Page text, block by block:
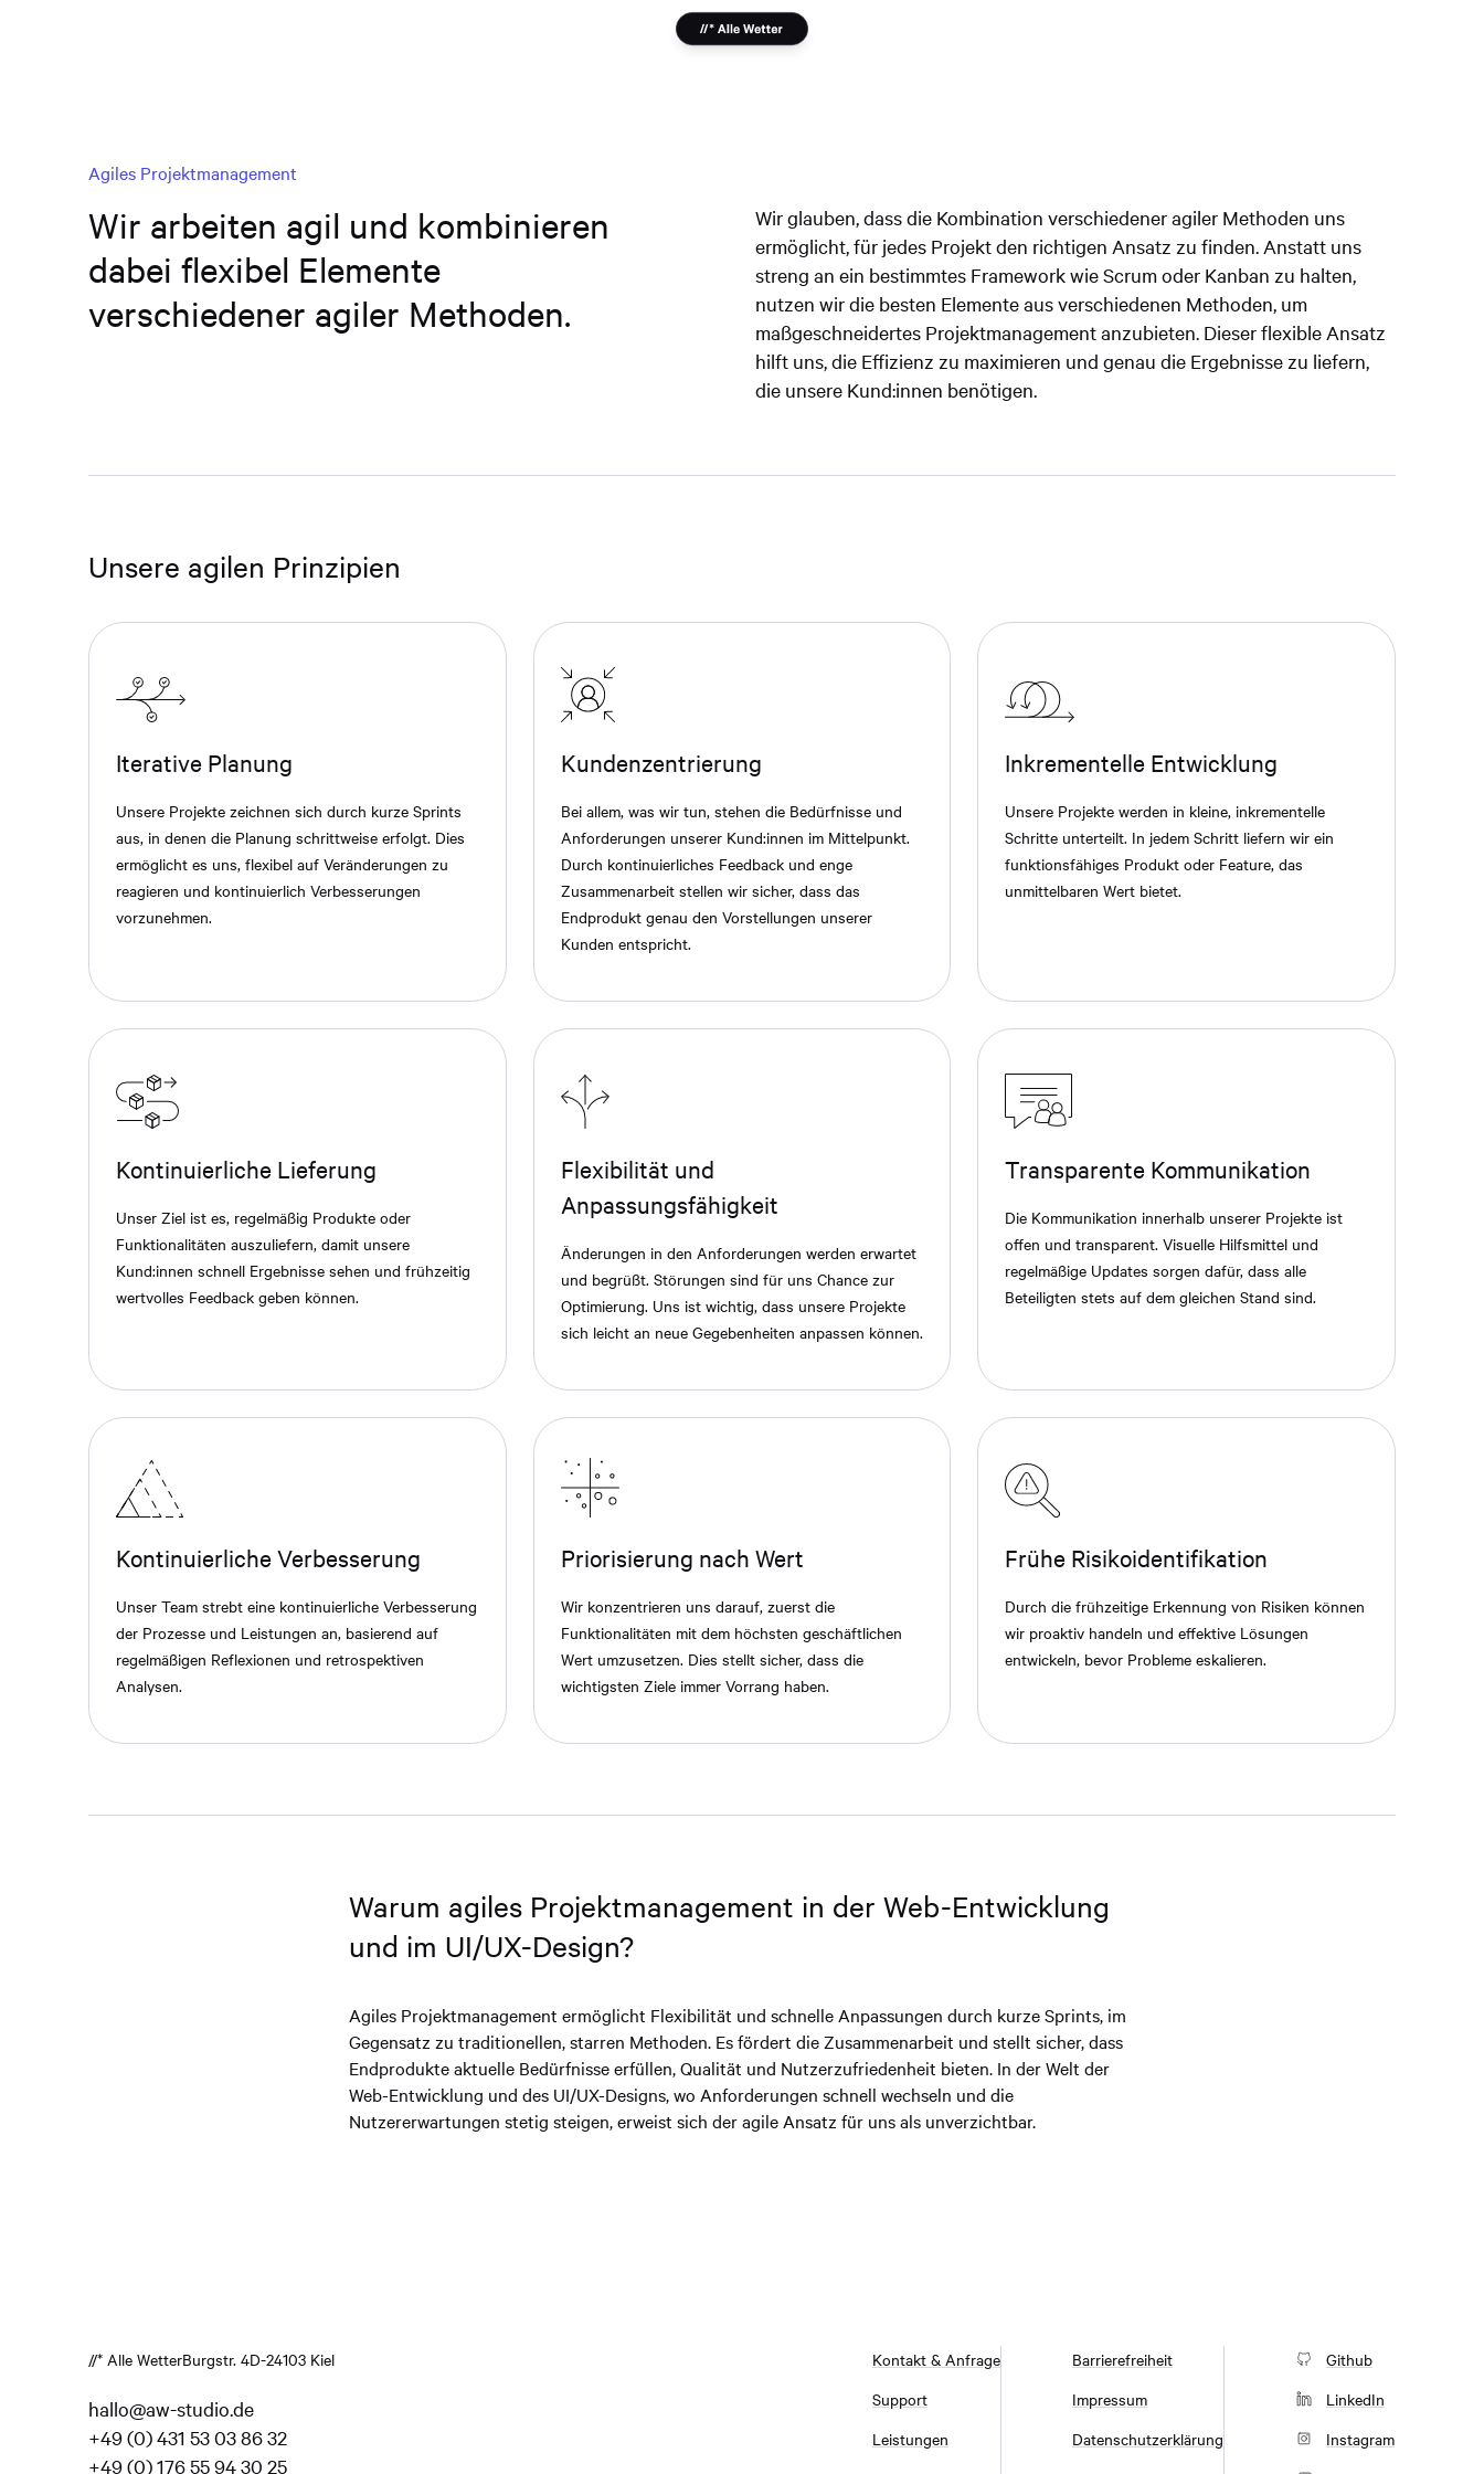
Agiles Projektmanagement
Wir arbeiten agil und kombinieren
dabei flexibel Elemente
verschiedener agiler Methoden.
Wir glauben, dass die Kombination verschiedener agiler Methoden uns
ermöglicht, für jedes Projekt den richtigen Ansatz zu finden. Anstatt uns
streng an ein bestimmtes Framework wie Scrum oder Kanban zu halten,
nutzen wir die besten Elemente aus verschiedenen Methoden, um
maßgeschneidertes Projektmanagement anzubieten. Dieser flexible Ansatz
hilft uns, die Effizienz zu maximieren und genau die Ergebnisse zu liefern,
die unsere Kund:innen benötigen.
Unsere agilen Prinzipien
Iterative Planung
Unsere Projekte zeichnen sich durch kurze Sprints
aus, in denen die Planung schrittweise erfolgt. Dies
ermöglicht es uns, flexibel auf Veränderungen zu
reagieren und kontinuierlich Verbesserungen
vorzunehmen.
Kundenzentrierung
Bei allem, was wir tun, stehen die Bedürfnisse und
Anforderungen unserer Kund:innen im Mittelpunkt.
Durch kontinuierliches Feedback und enge
Zusammenarbeit stellen wir sicher, dass das
Endprodukt genau den Vorstellungen unserer
Kunden entspricht.
Inkrementelle Entwicklung
Unsere Projekte werden in kleine, inkrementelle
Schritte unterteilt. In jedem Schritt liefern wir ein
funktionsfähiges Produkt oder Feature, das
unmittelbaren Wert bietet.
Kontinuierliche Lieferung
Unser Ziel ist es, regelmäßig Produkte oder
Funktionalitäten auszuliefern, damit unsere
Kund:innen schnell Ergebnisse sehen und frühzeitig
wertvolles Feedback geben können.
Flexibilität und
Anpassungsfähigkeit
Änderungen in den Anforderungen werden erwartet
und begrüßt. Störungen sind für uns Chance zur
Optimierung. Uns ist wichtig, dass unsere Projekte
sich leicht an neue Gegebenheiten anpassen können.
Transparente Kommunikation
Die Kommunikation innerhalb unserer Projekte ist
offen und transparent. Visuelle Hilfsmittel und
regelmäßige Updates sorgen dafür, dass alle
Beteiligten stets auf dem gleichen Stand sind.
Kontinuierliche Verbesserung
Unser Team strebt eine kontinuierliche Verbesserung
der Prozesse und Leistungen an, basierend auf
regelmäßigen Reflexionen und retrospektiven
Analysen.
Priorisierung nach Wert
Wir konzentrieren uns darauf, zuerst die
Funktionalitäten mit dem höchsten geschäftlichen
Wert umzusetzen. Dies stellt sicher, dass die
wichtigsten Ziele immer Vorrang haben.
Frühe Risikoidentifikation
Durch die frühzeitige Erkennung von Risiken können
wir proaktiv handeln und effektive Lösungen
entwickeln, bevor Probleme eskalieren.
Warum agiles Projektmanagement in der Web-Entwicklung
und im UI/UX-Design?
Agiles Projektmanagement ermöglicht Flexibilität und schnelle Anpassungen durch kurze Sprints, im
Gegensatz zu traditionellen, starren Methoden. Es fördert die Zusammenarbeit und stellt sicher, dass
Endprodukte aktuelle Bedürfnisse erfüllen, Qualität und Nutzerzufriedenheit bieten. In der Welt der
Web-Entwicklung und des UI/UX-Designs, wo Anforderungen schnell wechseln und die
Nutzererwartungen stetig steigen, erweist sich der agile Ansatz für uns als unverzichtbar.
//* Alle WetterBurgstr. 4D-24103 Kiel
hallo@aw-studio.de
+49 (0) 431 53 03 86 32
+49 (0) 176 55 94 30 25
Kontakt & Anfrage
Support
Leistungen
Barrierefreiheit
Impressum
Datenschutzerklärung
Github
LinkedIn
Instagram